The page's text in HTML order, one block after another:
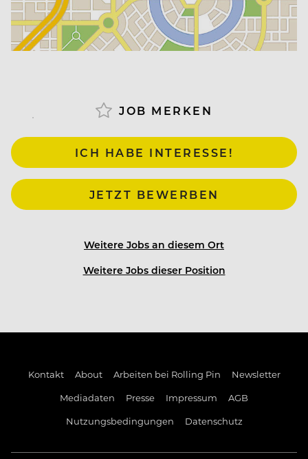
ohne Puffärmel und Stutzen.
Schneeschaufeln ist nicht dein Ding?
Bei uns gibt’s kostenlose Tiefgaragenplätze für alle
Mitarbeiter:innen.
Sporteln macht dir Spaß?
kostenlos – lecker und regional.
JOB MERKEN
ICH HABE INTERESSE!
JETZT BEWERBEN
Weitere Jobs an diesem Ort
Weitere Jobs dieser Position
Kontakt About Arbeiten bei Rolling Pin
Newsletter
Mediadaten
Presse Impressum
AGB
Nutzungsbedingungen
Datenschutz